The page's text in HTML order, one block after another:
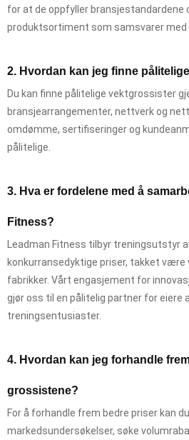
for at de oppfyller bransjestandardene
produktsortiment som samsvarer med
2. Hvordan kan jeg finne
Du kan finne pålitelige vektgrossister
bransjearrangementer, nettverk og
omdømme, sertifiseringer og
pålitelige.
3. Hva er fordelene med å
Fitness?
Leadman Fitness tilbyr treningsutstyr
konkurransedyktige priser, takket være
fabrikker. Vårt engasjement for
gjør oss til en pålitelig partner for eiere
treningsentusiaster.
4. Hvordan kan jeg forhandle
grossistene?
For å forhandle frem bedre priser kan
markedsundersøkelser, søke